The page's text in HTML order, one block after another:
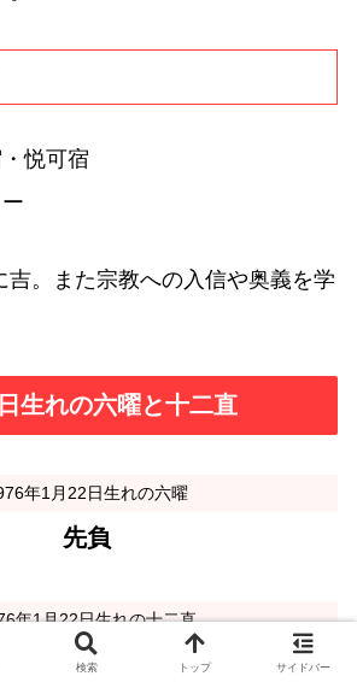
悦可宿
吉。また宗教への入信や奥義を学
生れの六曜と十二直
年1月22日生れの六曜
先負
年1月22日生れの十二直
成
検索 トップ サイドバー